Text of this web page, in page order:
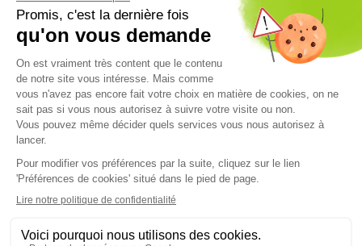
Lire l'article
FONCTION PUBLIQUE TERRITORIALE
Démographie médicale : vers une médecine plus